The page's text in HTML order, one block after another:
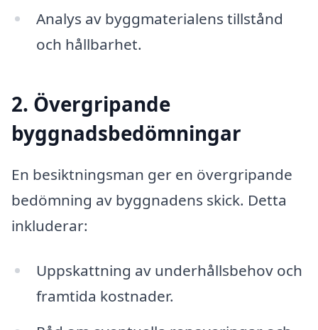
Analys av byggmaterialens tillstånd
och hållbarhet.
2. Övergripande
byggnadsbedömningar
En besiktningsman ger en övergripande
bedömning av byggnadens skick. Detta
inkluderar:
Uppskattning av underhållsbehov och
framtida kostnader.